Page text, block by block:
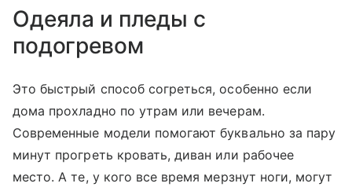
Одеяла и пледы с
подогревом
Это быстрый способ согреться, особенно если
дома прохладно по утрам или вечерам.
Современные модели помогают буквально за пару
минут прогреть кровать, диван или рабочее
место. А те, у кого все время мерзнут ноги, могут